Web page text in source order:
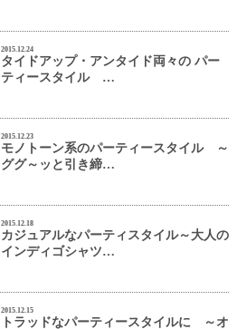
2015.12.24
タイドアップ・アンタイド両々の パー
ティースタイル …
2015.12.23
モノトーン系のパーティースタイル ～
ググ～ッと引き締…
2015.12.18
カジュアルなパーティスタイル～大人の
インディゴシャツ…
2015.12.15
トラッドなパーティースタイルに ～オ